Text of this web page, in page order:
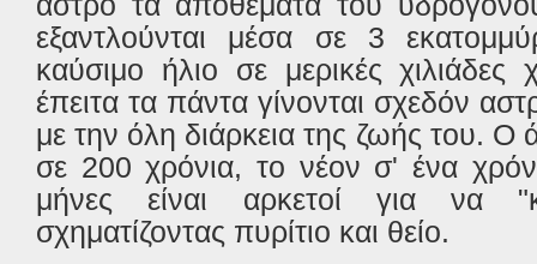
εξαντλούνται μέσα σε 3
καύσιμο ήλιο σε μερικές χιλιάδες
έπειτα τα πάντα γίνονται σχεδόν
με την όλη διάρκεια της ζωής του. Ο
σε 200 χρόνια, το νέον σ' ένα
μήνες είναι αρκετοί για να
σχηματίζοντας πυρίτιο και θείο.